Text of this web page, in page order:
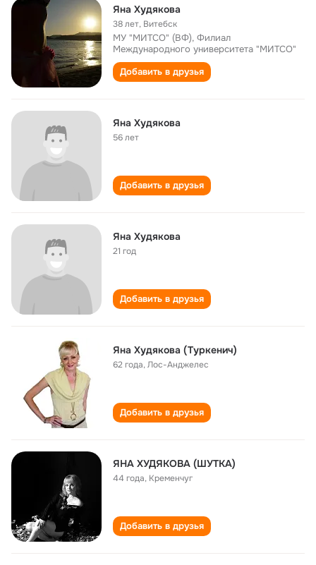
Яна Худякова
38 лет, Витебск
МУ "МИТСО" (ВФ), Филиал
Международного университета "МИТСО"
Добавить в друзья
Яна Худякова
56 лет
Добавить в друзья
Яна Худякова
21 год
Добавить в друзья
Яна Худякова (Туркенич)
62 года,Лос-Анджелес
Добавить в друзья
ЯНА ХУДЯКОВА (ШУТКА)
44 года, Кременчуг
Добавить в друзья